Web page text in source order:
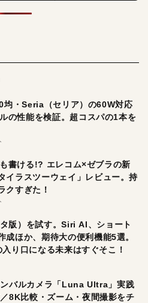
均・Seria（セリア）の60W対応
の性能を検証。超コスパの1本を
書ける!? エレコム×ゼブラの新
イラスツーウェイ」レビュー。持
クすぎた！
版）を試す。Siri AI、ショート
成ほか、期待大の便利機能5選。
り口になる未来はすぐそこ！
バルカメラ「Luna Ultra」実践
8K比較・ズーム・夜間撮影をチ